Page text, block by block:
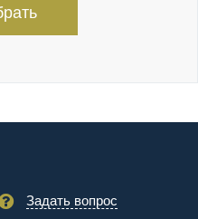
Задать вопрос